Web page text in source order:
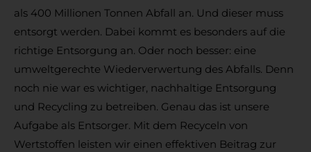
als 400 Millionen Tonnen Abfall an. Und dieser muss
entsorgt werden. Dabei kommt es besonders auf die
richtige Entsorgung an. Oder noch besser: eine
umweltgerechte Wiederverwertung des Abfalls. Denn
noch nie war es wichtiger, nachhaltige Entsorgung
und Recycling zu betreiben. Genau das ist unsere
Aufgabe als Entsorger. Mit dem Recyceln von
Wertstoffen leisten wir einen effektiven Beitrag zur